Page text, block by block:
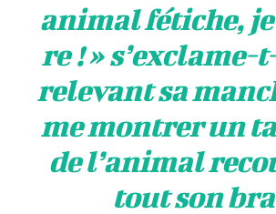
animal fétiche, je
re ! » s’exclame-
relevant sa
me montrer un
de l’animal
tout son